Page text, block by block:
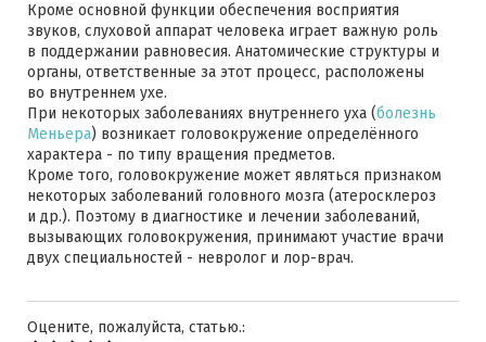
Кроме основной функции обеспечения восприятия
звуков, слуховой аппарат человека играет важную роль
в поддержании равновесия. Анатомические структуры и
органы, ответственные за этот процесс, расположены
во внутреннем ухе.
При некоторых заболеваниях внутреннего уха (болезнь
Меньера) возникает головокружение определённого
характера - по типу вращения предметов.
Кроме того, головокружение может являться признаком
некоторых заболеваний головного мозга (атеросклероз
и др.). Поэтому в диагностике и лечении заболеваний,
вызывающих головокружения, принимают участие врачи
двух специальностей - невролог и лор-врач.
Оцените, пожалуйста, статью.: